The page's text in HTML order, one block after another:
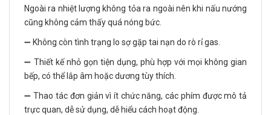
Ngoài ra nhiệt lượng không tỏa ra ngoài nên khi nấu nướng
cũng không cảm thấy quá nóng bức.
➖ Không còn tình trạng lo sợ gặp tai nạn do rò rỉ gas.
➖ Thiết kế nhỏ gọn tiện dụng, phù hợp với mọi không gian
bếp, có thể lắp âm hoặc dương tùy thích.
➖ Thao tác đơn giản vì ít chức năng, các phím được mô tả
trực quan, dễ sử dụng, dễ hiểu cách hoạt động.